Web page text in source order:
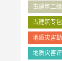
古建筑二
古建筑专
地质灾害
地质灾害